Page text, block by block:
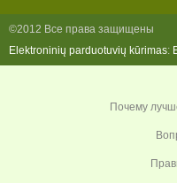
©2012 Все права защищены
Elektroninių parduotuvių kūrimas:
Почему